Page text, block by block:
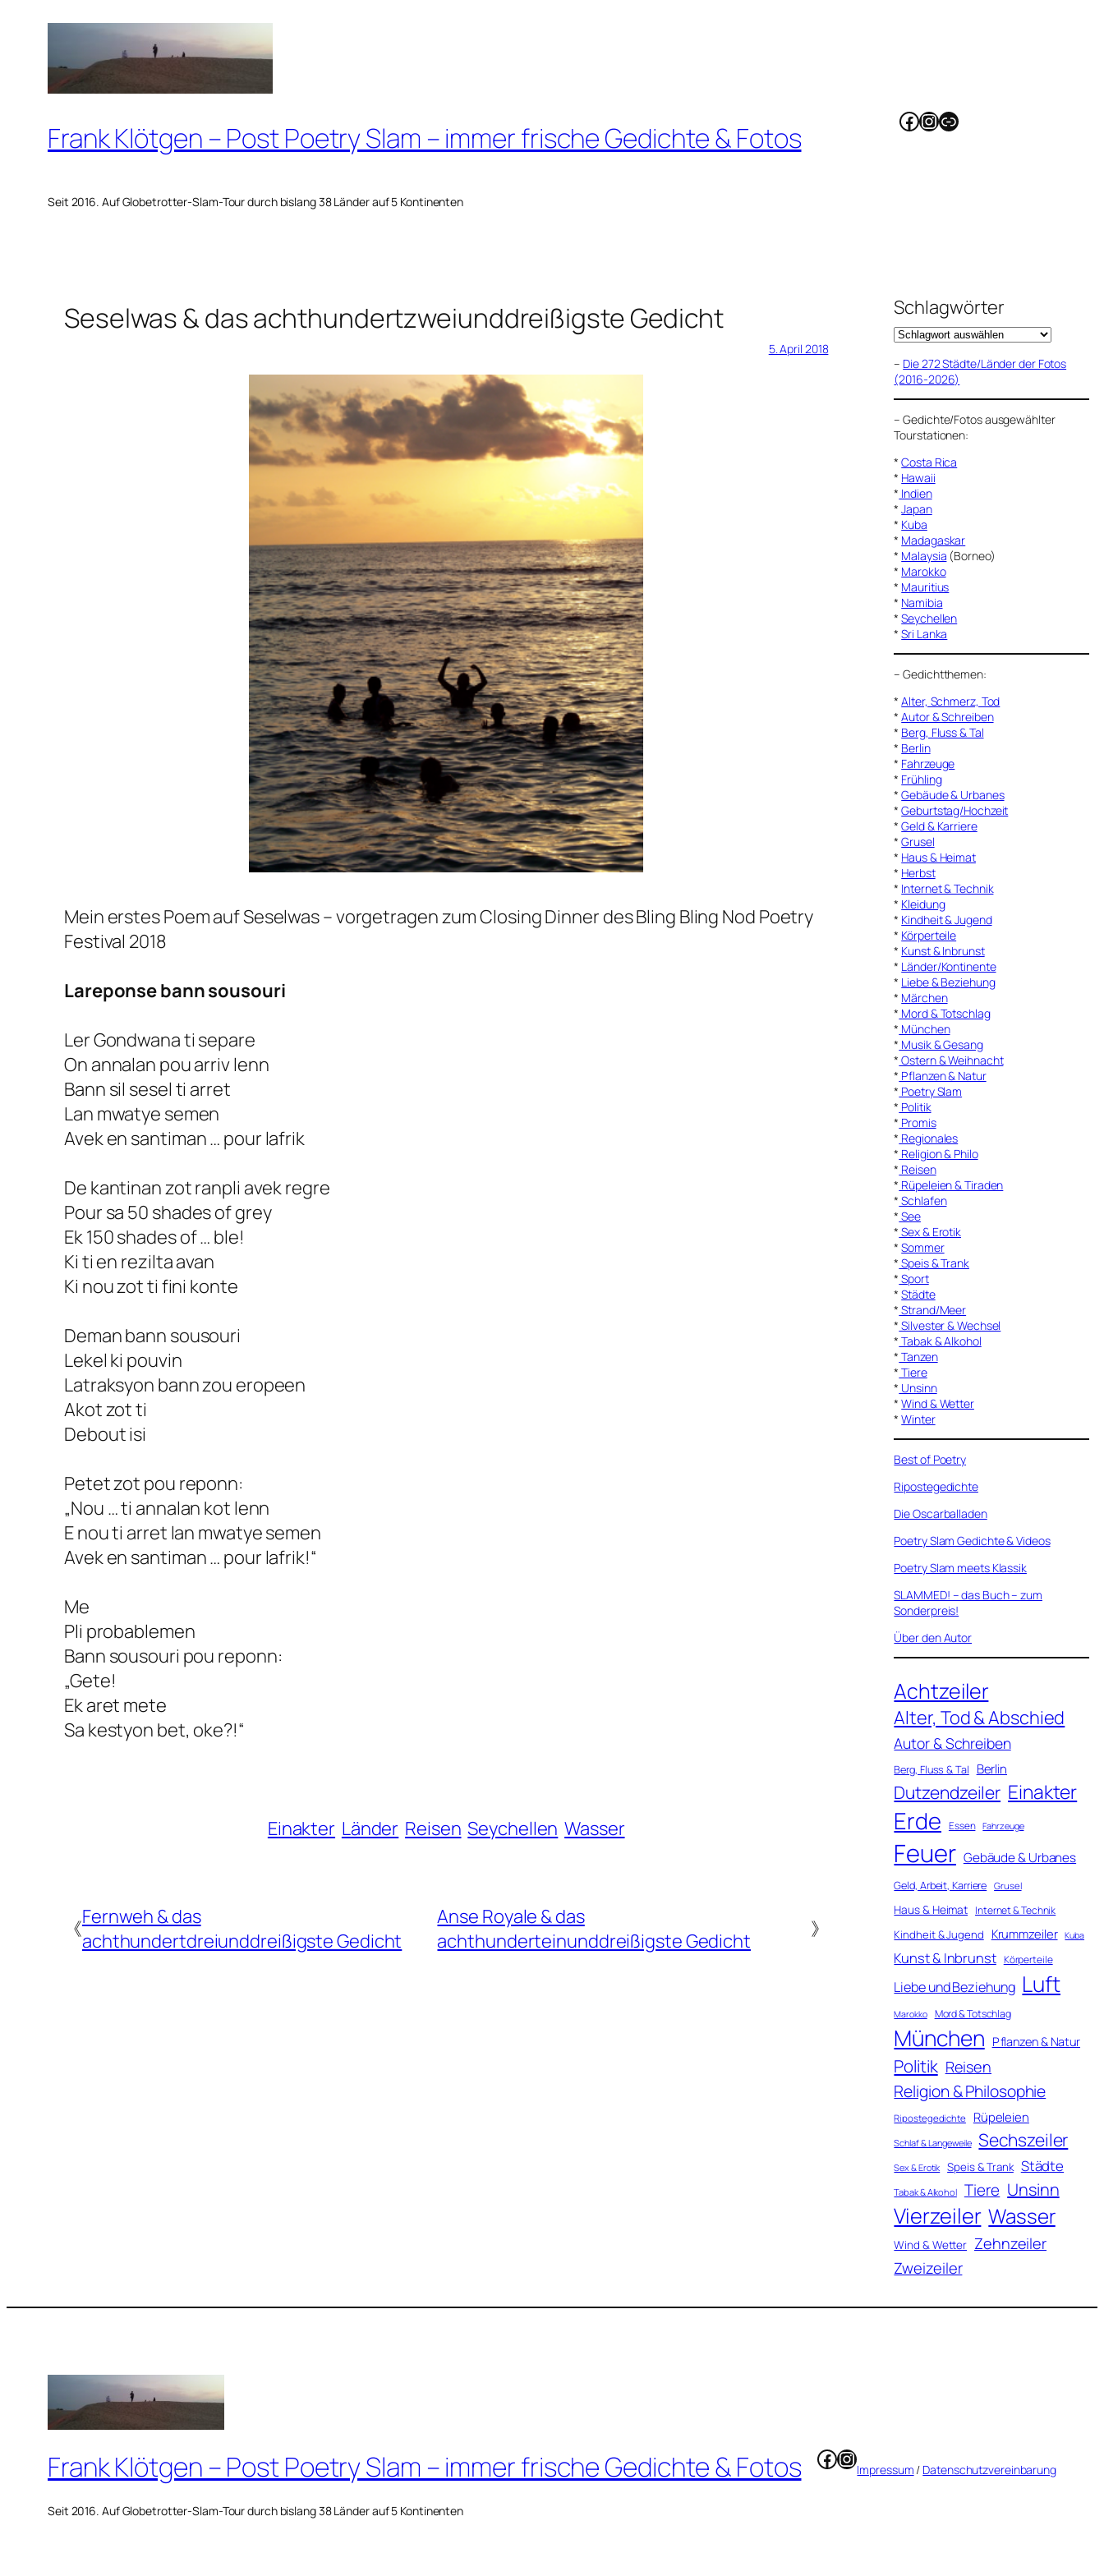
springen
Frank Klötgen – Post Poetry Slam – immer frische Gedichte & Fotos
Seit 2016. Auf Globetrotter-Slam-Tour durch bislang 38 Länder auf 5 Kontinenten
Facebook
Instagram
Link
Seselwas & das achthundertzweiunddreißigste Gedicht
5. April 2018
Mein erstes Poem auf Seselwas – vorgetragen zum Closing Dinner des Bling Bling Nod Poetry
Festival 2018
Lareponse bann sousouri
Ler Gondwana ti separe
On annalan pou arriv lenn
Bann sil sesel ti arret
Lan mwatye semen
Avek en santiman … pour lafrik
De kantinan zot ranpli avek regre
Pour sa 50 shades of grey
Ek 150 shades of … ble!
Ki ti en rezilta avan
Ki nou zot ti fini konte
Deman bann sousouri
Lekel ki pouvin
Latraksyon bann zou eropeen
Akot zot ti
Debout isi
Petet zot pou reponn:
„Nou … ti annalan kot lenn
E nou ti arret lan mwatye semen
Avek en santiman … pour lafrik!“
Me
Pli probablemen
Bann sousouri pou reponn:
„Gete!
Ek aret mete
Sa kestyon bet, oke?!“
Einakter Länder Reisen Seychellen Wasser
《Fernweh & das
achthundertdreiunddreißigste Gedicht
Anse Royale & das
achthunderteinunddreißigste Gedicht
》
Schlagwörter
– Die 272 Städte/Länder der Fotos
(2016-2026)
–Gedichte/Fotos ausgewählter
Tourstationen:
*Costa Rica
* Hawaii
* Indien
*Japan
* Kuba
* Madagaskar
* Malaysia (Borneo)
* Marokko
* Mauritius
* Namibia
*Seychellen
*Sri Lanka
–Gedichtthemen:
*Alter, Schmerz, Tod
*Autor & Schreiben
* Berg, Fluss & Tal
* Berlin
* Fahrzeuge
* Frühling
*Gebäude & Urbanes
*Geburtstag/Hochzeit
*Geld & Karriere
*Grusel
* Haus & Heimat
* Herbst
* Internet & Technik
* Kleidung
* Kindheit & Jugend
* Körperteile
* Kunst & Inbrunst
* Länder/Kontinente
* Liebe & Beziehung
* Märchen
* Mord & Totschlag
* München
* Musik & Gesang
* Ostern & Weihnacht
* Pflanzen & Natur
* Poetry Slam
* Politik
* Promis
* Regionales
* Religion & Philo
* Reisen
* Rüpeleien & Tiraden
* Schlafen
* See
* Sex & Erotik
*Sommer
* Speis & Trank
* Sport
*Städte
* Strand/Meer
* Silvester & Wechsel
* Tabak & Alkohol
* Tanzen
* Tiere
* Unsinn
*Wind & Wetter
*Winter
Best of Poetry
Ripostegedichte
Die Oscarballaden
Poetry Slam Gedichte & Videos
Poetry Slam meets Klassik
SLAMMED! – das Buch – zum
Sonderpreis!
Über den Autor
Achtzeiler
Alter, Tod & Abschied
Autor & Schreiben
Berg, Fluss & Tal Berlin
Dutzendzeiler Einakter
Erde Essen Fahrzeuge
Feuer Gebäude & Urbanes
Geld, Arbeit, Karriere Grusel
Haus & Heimat Internet & Technik
Kindheit & Jugend Krummzeiler Kuba
Kunst & Inbrunst Körperteile
Liebe und Beziehung Luft
Marokko Mord & Totschlag
München Pflanzen & Natur
Politik Reisen
Religion & Philosophie
Ripostegedichte Rüpeleien
Schlaf & Langeweile Sechszeiler
Sex & Erotik Speis & Trank Städte
Tabak & Alkohol Tiere Unsinn
Vierzeiler Wasser
Wind & Wetter Zehnzeiler
Zweizeiler
Frank Klötgen – Post Poetry Slam – immer frische Gedichte & Fotos
Seit 2016. Auf Globetrotter-Slam-Tour durch bislang 38 Länder auf 5 Kontinenten
Facebook
Instagram
Impressum / Datenschutzvereinbarung